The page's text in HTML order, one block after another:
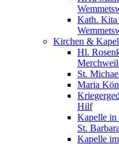
Kath. Kita
Kirchen &
Hl.
St.
Maria
Hilf
Kapelle in
St.
Kapelle